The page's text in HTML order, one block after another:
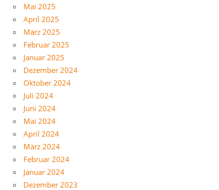
Mai 2025
April 2025
März 2025
Februar 2025
Januar 2025
Dezember 2024
Oktober 2024
Juli 2024
Juni 2024
Mai 2024
April 2024
März 2024
Februar 2024
Januar 2024
Dezember 2023